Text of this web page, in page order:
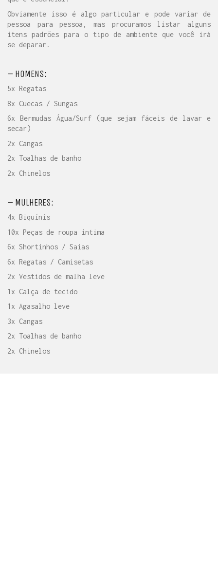
Obviamente isso é algo particular e pode variar de
pessoa para pessoa, mas procuramos listar alguns
itens padrões para o tipo de ambiente que você irá
se deparar.
– HOMENS:
5x Regatas
8x Cuecas / Sungas
6x Bermudas Água/Surf (que sejam fáceis de lavar e
secar)
2x Cangas
2x Toalhas de banho
2x Chinelos
– MULHERES:
4x Biquínis
10x Peças de roupa íntima
6x Shortinhos / Saias
6x Regatas / Camisetas
2x Vestidos de malha leve
1x Calça de tecido
1x Agasalho leve
3x Cangas
2x Toalhas de banho
2x Chinelos